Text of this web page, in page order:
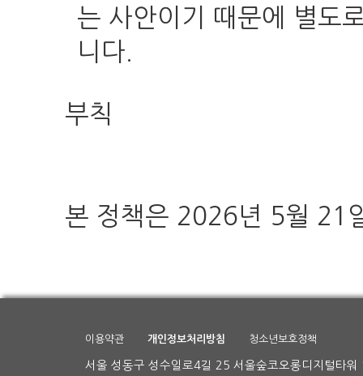
는 사안이기 때문에 별도
니다.
부칙
본 정책은 2026년 5월 21
이용약관 개인정보처리방침 청소년보호정책
서울 성동구 성수일로4길 25 서울숲코오롱디지털타